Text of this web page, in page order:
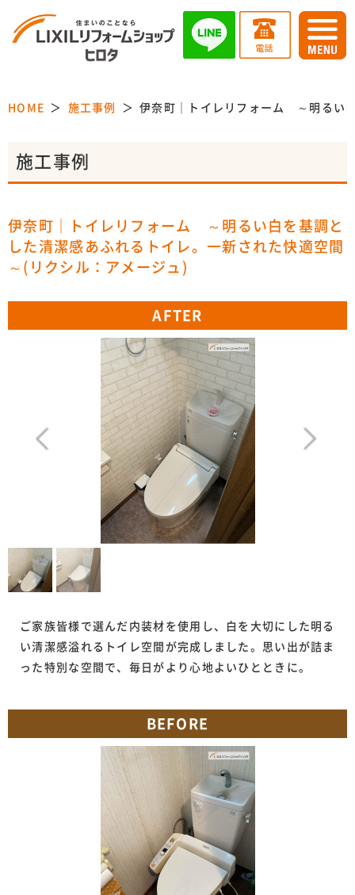
HOME 施工事例 伊奈町｜トイレリフォーム ～明るい
施工事例
伊奈町｜トイレリフォーム ～明るい白を基調と
した清潔感あふれるトイレ。一新された快適空間
～(リクシル：アメージュ)
AFTER
ご家族皆様で選んだ内装材を使用し、白を大切にした明る
い清潔感溢れるトイレ空間が完成しました。思い出が詰ま
った特別な空間で、毎日がより心地よいひとときに。
BEFORE